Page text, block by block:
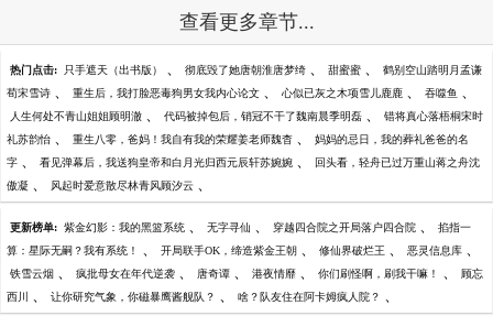
查看更多章节...
热门点击: 只手遮天（出书版） 、 彻底毁了她唐朝淮唐梦绮 、 甜蜜蜜 、 鹤别空山踏明月孟谦
荀宋雪诗 、 重生后，我打脸恶毒狗男女我内心论文 、 心似已灰之木项雪儿鹿鹿 、 吞噬鱼 、
人生何处不青山姐姐顾明澈 、 代码被掉包后，销冠不干了魏南晨季明磊 、 错将真心落梧桐宋时
礼苏韵怡 、 重生八零，爸妈！我自有我的荣耀姜老师魏杳 、 妈妈的忌日，我的葬礼爸爸的名
字 、 看见弹幕后，我送狗皇帝和白月光归西元辰轩苏婉婉 、 回头看，轻舟已过万重山蒋之舟沈
傲凝 、 风起时爱意散尽林青风顾汐云 、
更新榜单: 紫金幻影：我的黑篮系统 、 无字寻仙 、 穿越四合院之开局落户四合院 、 掐指一
算：星际无嗣？我有系统！ 、 开局联手OK，缔造紫金王朝 、 修仙界破烂王 、 恶灵信息库 、
铁雪云烟 、 疯批母女在年代逆袭 、 唐奇谭 、 港夜情靡 、 你们刷怪啊，刷我干嘛！ 、 顾忘
西川 、 让你研究气象，你磁暴鹰酱舰队？ 、 啥？队友住在阿卡姆疯人院？ 、